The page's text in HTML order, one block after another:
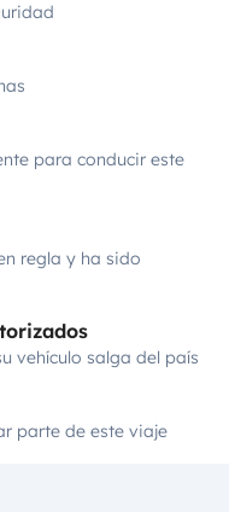
para conducir este
regla y ha sido
vehículo salga del país
parte de este viaje